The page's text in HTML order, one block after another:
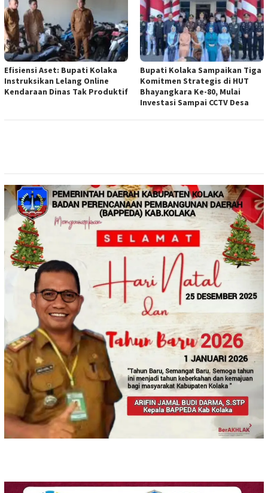
Efisiensi Aset: Bupati Kolaka
Instruksikan Lelang Online
Kendaraan Dinas Tak Produktif
Bupati Kolaka Sampaikan Tiga
Komitmen Strategis di HUT
Bhayangkara Ke-80, Mulai
Investasi Sampai CCTV Desa